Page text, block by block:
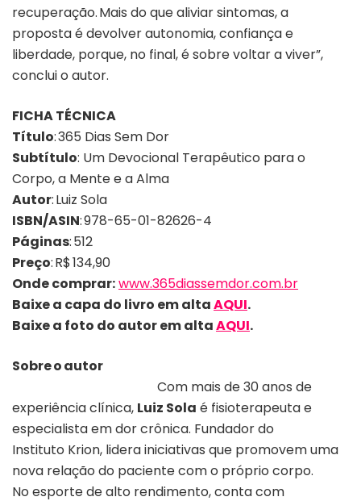
recuperação. Mais do que aliviar sintomas, a
proposta é devolver autonomia, confiança e
liberdade, porque, no final, é sobre voltar a viver”,
conclui o autor.
FICHA TÉCNICA
Título: 365 Dias Sem Dor
Subtítulo: Um Devocional Terapêutico para o
Corpo, a Mente e a Alma
Autor: Luiz Sola
ISBN/ASIN: 978-65-01-82626-4
Páginas: 512
Preço: R$ 134,90
Onde comprar:www.365diassemdor.com.br
Baixe a capa do livro em altaAQUI.
Baixe a foto do autorem altaAQUI.
Sobre o autor
Com mais de 30 anos de
experiência clínica, Luiz Sola é fisioterapeuta e
especialista em dor crônica. Fundador do
Instituto Krion, lidera iniciativas que promovem uma
nova relação do paciente com o próprio corpo.
No esporte de alto rendimento, conta com